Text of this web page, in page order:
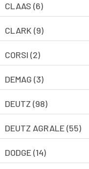
CLAAS (6)
CLARK (9)
CORSI (2)
DEMAG (3)
DEUTZ (98)
DEUTZ AGRALE (55)
DODGE (14)